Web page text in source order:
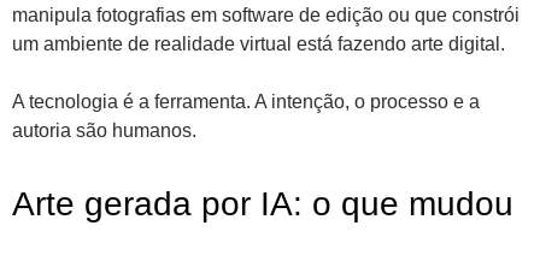
manipula fotografias em software de edição ou que constrói
um ambiente de realidade virtual está fazendo arte digital.
A tecnologia é a ferramenta. A intenção, o processo e a
autoria são humanos.
Arte gerada por IA: o que mudou